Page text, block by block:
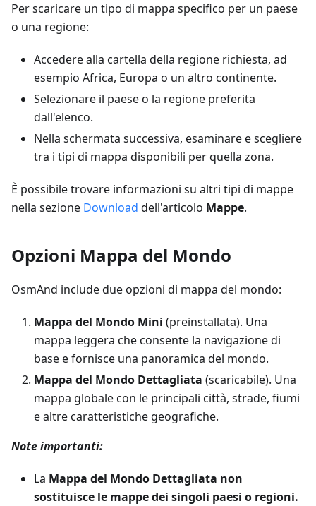
Per scaricare un tipo di mappa specifico per un paese
o una regione:
Accedere alla cartella della regione richiesta, ad
esempio Africa, Europa o un altro continente.
Selezionare il paese o la regione preferita
dall'elenco.
Nella schermata successiva, esaminare e scegliere
tra i tipi di mappa disponibili per quella zona.
È possibile trovare informazioni su altri tipi di mappe
nella sezione Download dell'articolo Mappe.
Opzioni Mappa del Mondo
OsmAnd include due opzioni di mappa del mondo:
Mappa del Mondo Mini (preinstallata). Una
mappa leggera che consente la navigazione di
base e fornisce una panoramica del mondo.
Mappa del Mondo Dettagliata (scaricabile). Una
mappa globale con le principali città, strade, fiumi
e altre caratteristiche geografiche.
Note importanti:
La Mappa del Mondo Dettagliata non
sostituisce le mappe dei singoli paesi o regioni.